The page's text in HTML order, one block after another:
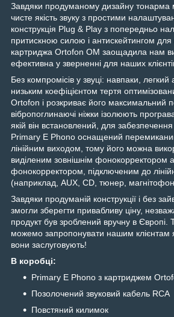
Завдяки продуманому дизайну тонарма
чисте якість звуку з простими
конструкція Plug & Play з попередньо
притискною силою і антискейтингом для
картриджа Ortofon OM заощадила нам
ефективна у зверненні для наших
Без компромісів у звуці: навпаки,
низьким коефіцієнтом тертя
Ortofon і розкриває його максимальний
вібропоглинаючі ніжки ізолюють
якій він встановлений, для
Primary E Phono оснащений
лінійним виходом, тому його можна
виділеним зовнішнім фонокорректором
фонокорректором, підключеним до
(наприклад, AUX, CD, тюнер, магнітофон
Завдяки продуманій конструкції і без
змогли зберегти привабливу ціну,
продукт був зроблений вручну в
можемо запропонувати нашим клієнтам
вони заслуговують!
В коробці:
Primary E Phono з картриджем
Позолочений звуковий кабель RCA
Повстяний килимок